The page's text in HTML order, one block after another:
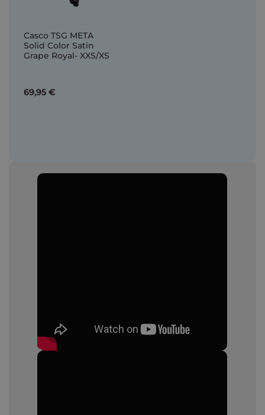
Casco TSG META
Solid Color Satin
Grape Royal- XXS/XS
69,95 €